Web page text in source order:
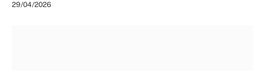
29/04/2026